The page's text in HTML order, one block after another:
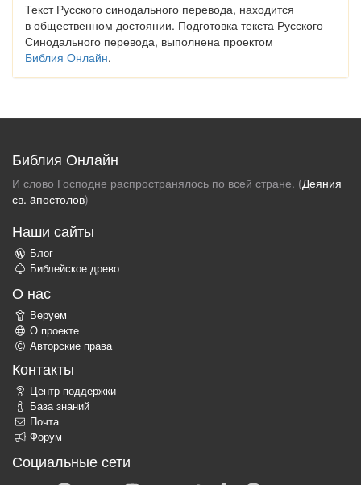
Текст Русского синодального перевода, находится
в общественном достоянии. Подготовка текста Русского
Синодального перевода, выполнена проектом
Библия Онлайн.
Библия Онлайн
И слово Господне распространялось по всей стране. (Деяния
св. aпостолов)
Наши сайты
Блог
Библейское древо
О нас
Веруем
О проекте
Авторские права
Контакты
Центр поддержки
База знаний
Почта
Форум
Социальные сети